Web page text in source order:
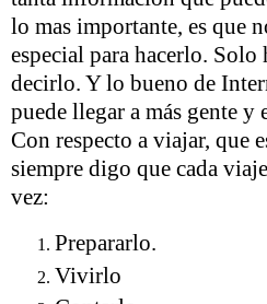
lo mas importante, es que
especial para hacerlo. Solo
decirlo. Y lo bueno de
puede llegar a más gente y
Con respecto a viajar, que
siempre digo que cada
vez:
Prepararlo.
Vivirlo